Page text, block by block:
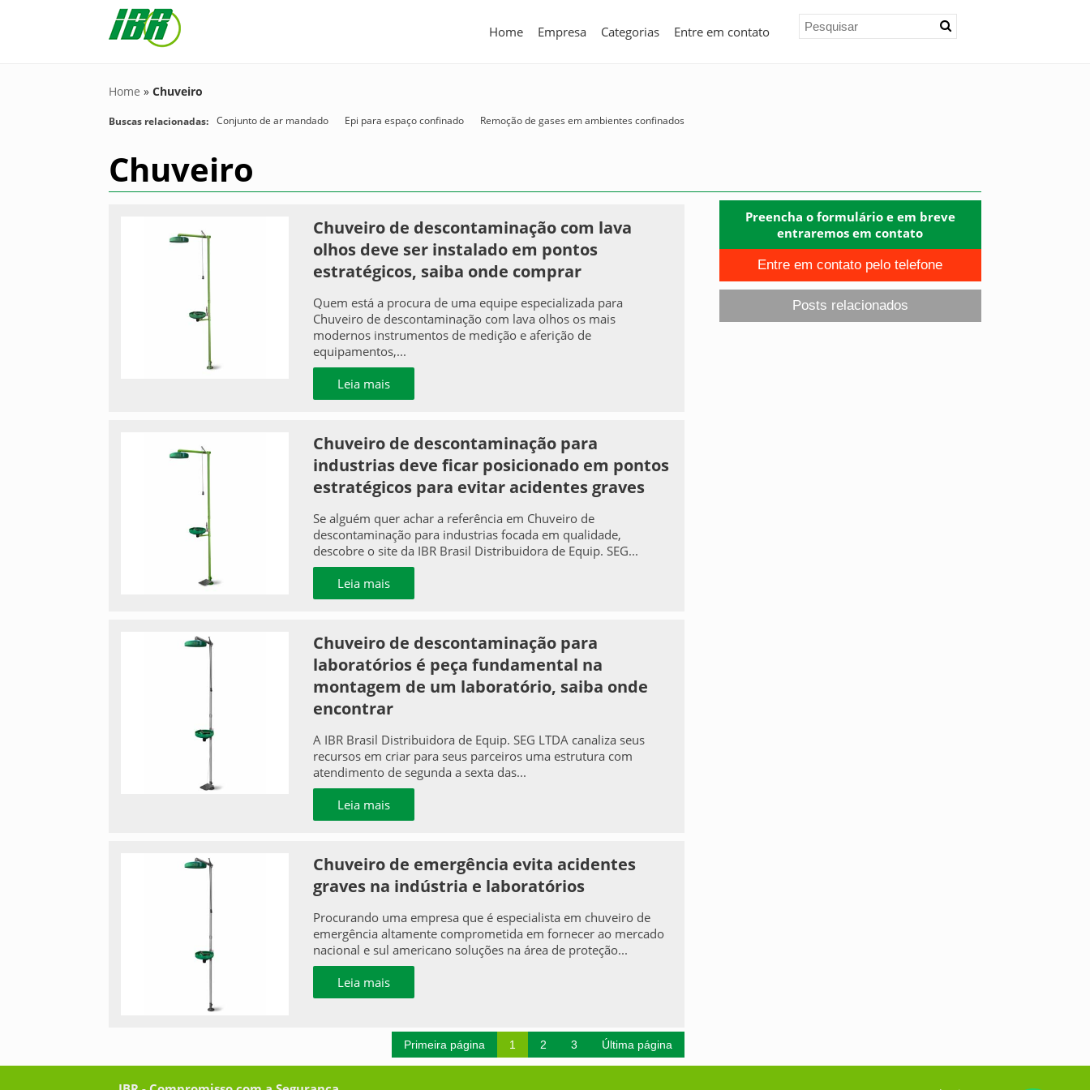
Home Empresa Categorias Entre em contato
Home »Chuveiro
Buscas relacionadas: Conjunto de ar mandado Epi para espaço confinado Remoção de gases em ambientes confinados
Chuveiro
Chuveiro de descontaminação com lava
olhos deve ser instalado em pontos
estratégicos, saiba onde comprar
Quem está a procura de uma equipe especializada para
Chuveiro de descontaminação com lava olhos os mais
modernos instrumentos de medição e aferição de
equipamentos,...
Leia mais
Chuveiro de descontaminação para
industrias deve ficar posicionado em pontos
estratégicos para evitar acidentes graves
Se alguém quer achar a referência em Chuveiro de
descontaminação para industrias focada em qualidade,
descobre o site da IBR Brasil Distribuidora de Equip. SEG...
Leia mais
Chuveiro de descontaminação para
laboratórios é peça fundamental na
montagem de um laboratório, saiba onde
encontrar
A IBR Brasil Distribuidora de Equip. SEG LTDA canaliza seus
recursos em criar para seus parceiros uma estrutura com
atendimento de segunda a sexta das...
Leia mais
Chuveiro de emergência evita acidentes
graves na indústria e laboratórios
Procurando uma empresa que é especialista em chuveiro de
emergência altamente comprometida em fornecer ao mercado
nacional e sul americano soluções na área de proteção...
Leia mais
Primeira página 1 2 3 Última página
Preencha o formulário e em breve
entraremos em contato
Entre em contato pelo telefone
Posts relacionados